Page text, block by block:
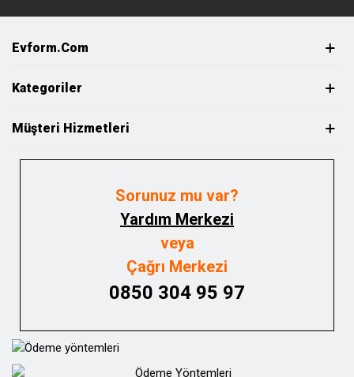
Evform.com
Kategoriler
Müşteri Hizmetleri
Sorunuz mu var?
Yardım Merkezi
veya
Çağrı Merkezi
0850 304 95 97